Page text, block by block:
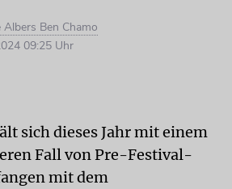
Albers Ben Chamo
09:25 Uhr
sich dieses Jahr mit einem
Fall von Pre-Festival-
mit dem